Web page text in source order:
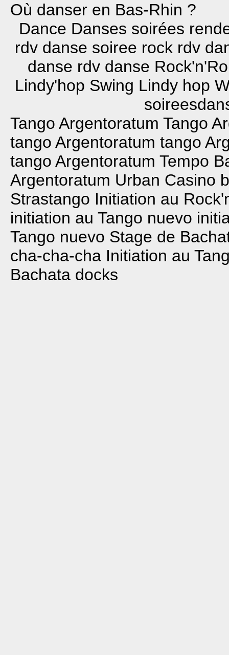
Où danser en Bas-Rhin ?
Dance Danses soirées
rdv danse soiree rock rdv
danse rdv danse
Lindy'hop Swing Lindy hop
Tango Argentoratum Tango
tango Argentoratum tango
tango Argentoratum Tempo
Argentoratum Urban Casino
Strastango Initiation au
initiation au Tango nuevo
Tango nuevo Stage de
cha-cha-cha Initiation au
Bachata docks